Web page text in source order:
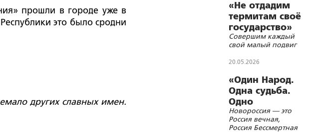
прошли в городе уже в
это было сродни
других славных имен.
«Не отдадим
термитам своё
государство»
Совершим каждый
свой малый подвиг
20.05.2026
«Один Народ.
Одна судьба.
Одно
бессмертие»
Новороссия — это
Россия вечная,
Россия Бессмертная